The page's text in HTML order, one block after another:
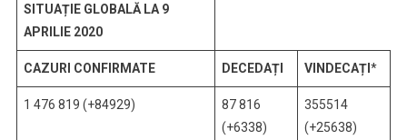
SITUAȚIE GLOBALĂ LA 9
APRILIE 2020
CAZURI CONFIRMATE DECEDAȚI VINDECAȚI*
1 476 819 (+84929)
87 816
(+6338)
355514
(+25638)